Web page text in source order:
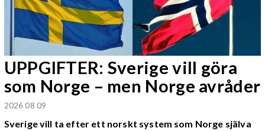
UPPGIFTER: Sverige vill göra
som Norge – men Norge avråder
2026 08 09
Sverige vill ta efter ett norskt system som Norge själva